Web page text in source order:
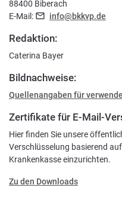
88400 Biberach
E-Mail:
info@bkkvp.de
Redaktion:
Caterina Bayer
Bildnachweise:
Quellenangaben für
Zertifikate für E-Mail-
Hier finden Sie unsere
Verschlüsselung basierend
Krankenkasse einzurichten.
Zu den Downloads